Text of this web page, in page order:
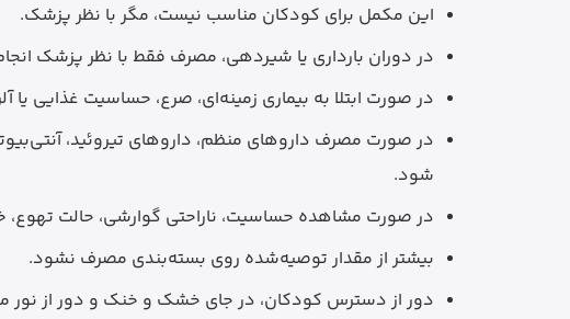
این مکمل برای کودکان مناسب نیست، مگر با نظر پزشک.
در دوران بارداری یا شیردهی، مصرف فقط با نظر پزشک
در صورت ابتلا به بیماری زمینه‌ای، صرع، حساسیت غذایی
در صورت مصرف داروهای منظم، داروهای تیروئید،
شود.
در صورت مشاهده حساسیت، ناراحتی گوارشی، حالت تهوع،
بیشتر از مقدار توصیه‌شده روی بسته‌بندی مصرف نشود.
دور از دسترس کودکان، در جای خشک و خنک و دور از